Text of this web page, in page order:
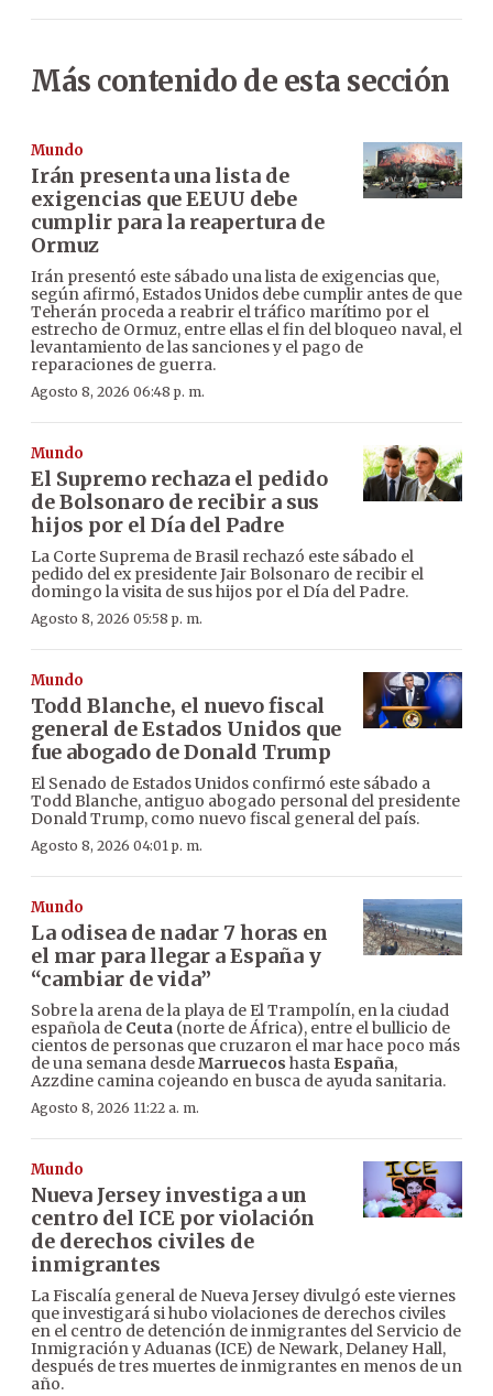
Más contenido de esta sección
Mundo
Irán presenta una lista de
exigencias que EEUU debe
cumplir para la reapertura de
Ormuz
Irán presentó este sábado una lista de exigencias que,
según afirmó, Estados Unidos debe cumplir antes de que
Teherán proceda a reabrir el tráfico marítimo por el
estrecho de Ormuz, entre ellas el fin del bloqueo naval, el
levantamiento de las sanciones y el pago de
reparaciones de guerra.
Agosto 8, 2026 06:48 p. m.
Mundo
El Supremo rechaza el pedido
de Bolsonaro de recibir a sus
hijos por el Día del Padre
La Corte Suprema de Brasil rechazó este sábado el
pedido del ex presidente Jair Bolsonaro de recibir el
domingo la visita de sus hijos por el Día del Padre.
Agosto 8, 2026 05:58 p. m.
Mundo
Todd Blanche, el nuevo fiscal
general de Estados Unidos que
fue abogado de Donald Trump
El Senado de Estados Unidos confirmó este sábado a
Todd Blanche, antiguo abogado personal del presidente
Donald Trump, como nuevo fiscal general del país.
Agosto 8, 2026 04:01 p. m.
Mundo
La odisea de nadar 7 horas en
el mar para llegar a España y
“cambiar de vida”
Sobre la arena de la playa de El Trampolín, en la ciudad
española de Ceuta (norte de África), entre el bullicio de
cientos de personas que cruzaron el mar hace poco más
de una semana desdeMarruecos hasta España,
Azzdine camina cojeando en busca de ayuda sanitaria.
Agosto 8, 2026 11:22 a. m.
Mundo
Nueva Jersey investiga a un
centro del ICE por violación
de derechos civiles de
inmigrantes
La Fiscalía general de Nueva Jersey divulgó este viernes
que investigará si hubo violaciones de derechos civiles
en el centro de detención de inmigrantes del Servicio de
Inmigración y Aduanas (ICE) de Newark, Delaney Hall,
después de tres muertes de inmigrantes en menos de un
año.